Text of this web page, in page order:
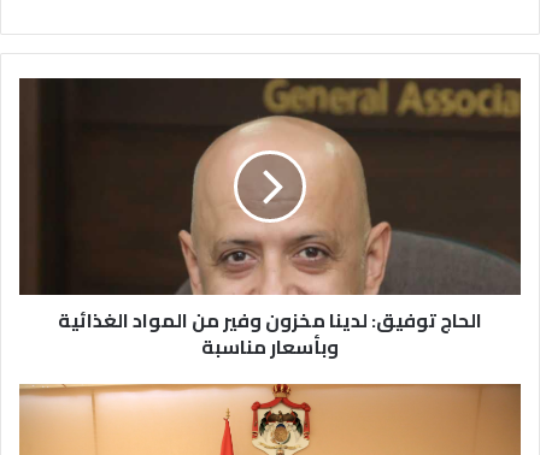
الحاج
توفيق:
المواد
الغذائية
وبأسعار
مناسبةالحاج توفيق: لدينا مخزون وفير من المواد الغذائية
وبأسعار مناسبة
العيسوي: